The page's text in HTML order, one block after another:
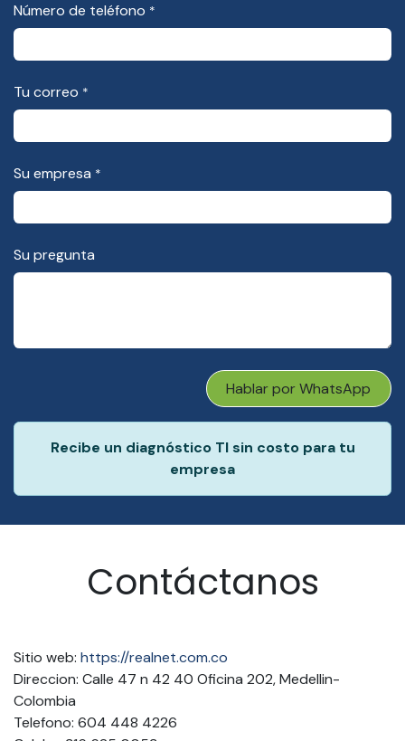
Número de teléfono *
Tu correo *
Su empresa *
Su pregunta
Hablar por WhatsApp
Recibe un diagnóstico TI sin costo para tu
empresa
Contáctanos
Sitio web: https://realnet.com.co
Direccion: Calle 47 n 42 40 Oficina 202, Medellin-
Colombia
Telefono: 604 448 4226